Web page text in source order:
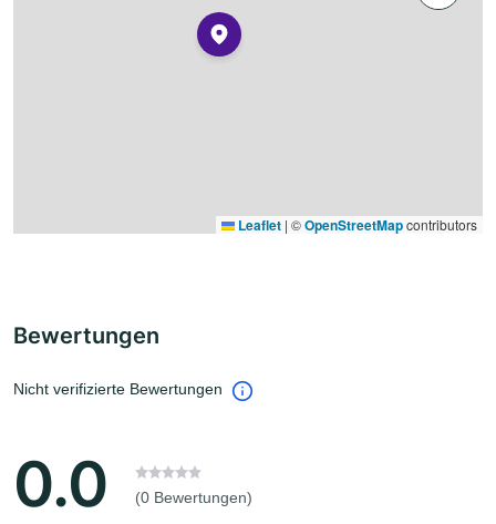
Leaflet | ©OpenStreetMapcontributors
Bewertungen
Nicht verifizierte Bewertungen
0.0 (0 Bewertungen)